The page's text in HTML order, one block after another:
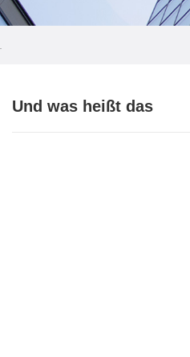
Und was heißt das